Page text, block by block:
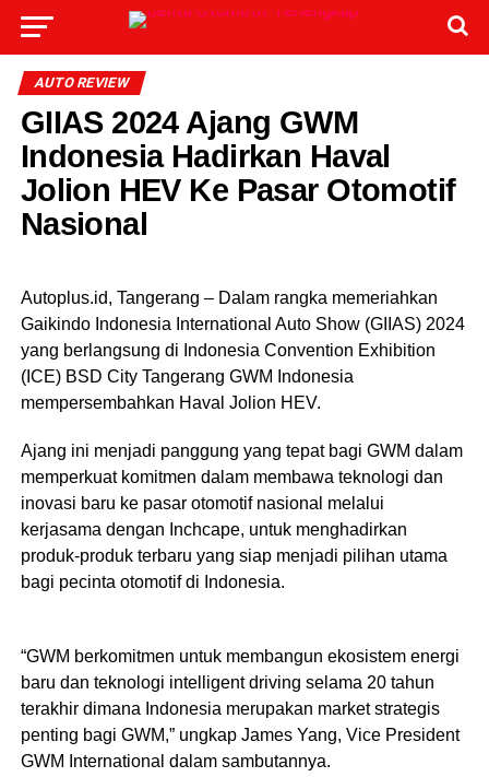
AUTO REVIEW
GIIAS 2024 Ajang GWM
Indonesia Hadirkan Haval
Jolion HEV Ke Pasar Otomotif
Nasional
Autoplus.id, Tangerang – Dalam rangka memeriahkan
Gaikindo Indonesia International Auto Show (GIIAS) 2024
yang berlangsung di Indonesia Convention Exhibition
(ICE) BSD City Tangerang GWM Indonesia
mempersembahkan Haval Jolion HEV.
Ajang ini menjadi panggung yang tepat bagi GWM dalam
memperkuat komitmen dalam membawa teknologi dan
inovasi baru ke pasar otomotif nasional melalui
kerjasama dengan Inchcape, untuk menghadirkan
produk-produk terbaru yang siap menjadi pilihan utama
bagi pecinta otomotif di Indonesia.
“GWM berkomitmen untuk membangun ekosistem energi
baru dan teknologi intelligent driving selama 20 tahun
terakhir dimana Indonesia merupakan market strategis
penting bagi GWM,” ungkap James Yang, Vice President
GWM International dalam sambutannya.